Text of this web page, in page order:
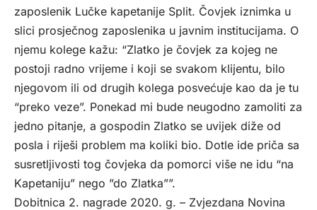
zaposlenik Lučke kapetanije Split. Čovjek iznimka u
slici prosječnog zaposlenika u javnim institucijama. O
njemu kolege kažu: “Zlatko je čovjek za kojeg ne
postoji radno vrijeme i koji se svakom klijentu, bilo
njegovom ili od drugih kolega posvećuje kao da je tu
“preko veze”. Ponekad mi bude neugodno zamoliti za
jedno pitanje, a gospodin Zlatko se uvijek diže od
posla i riješi problem ma koliki bio. Dotle ide priča sa
susretljivosti tog čovjeka da pomorci više ne idu “na
Kapetaniju” nego ”do Zlatka””.
Dobitnica 2. nagrade 2020. g. – Zvjezdana Novina